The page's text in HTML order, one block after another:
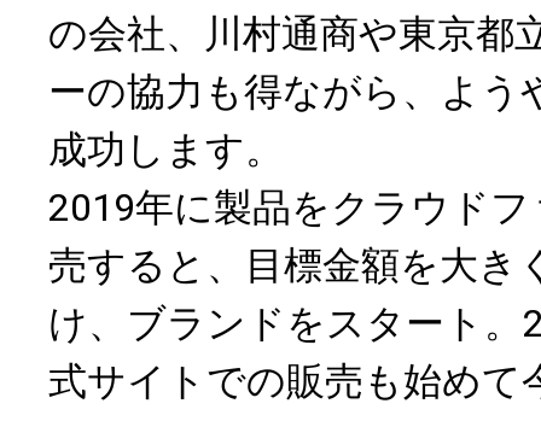
の会社、川村通商や東京都
ーの協力も得ながら、よう
成功します。
2019年に製品をクラウド
売すると、目標金額を大き
け、ブランドをスタート。
式サイトでの販売も始めて